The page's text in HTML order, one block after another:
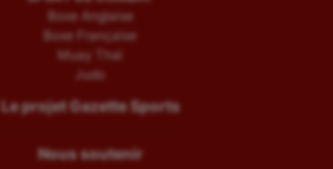
Boxe Anglaise
Boxe Française
Muay Thaï
Judo
Le projet Gazette Sports
Nous soutenir